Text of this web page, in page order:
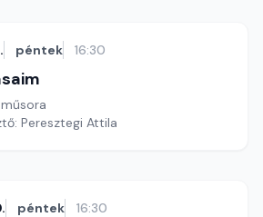
péntek 16:30
Peresztegi Attila
péntek 16:30